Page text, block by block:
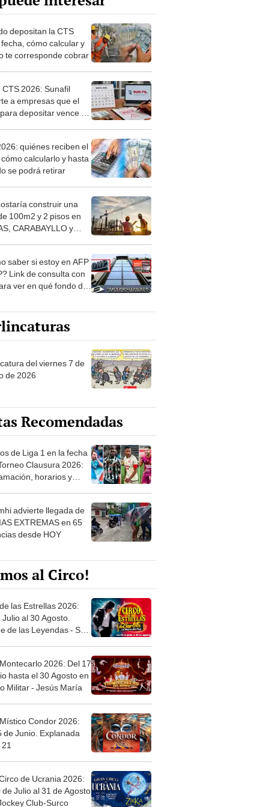
depositan la CTS
cómo calcular y
te corresponde cobrar
CTS 2026: Sunafil
a empresas que el
depositar vence el
quiénes reciben el
calcularlo y hasta
se podrá retirar
construir una
100m2 y 2 pisos en
CARABAYLLO y
saber si estoy en AFP
Link de consulta con
ver en qué fondo de
del viernes 7 de
de 2026
Recomendadas
de Liga 1 en la fecha
Clausura 2026:
horarios y
advierte llegada de
EXTREMAS en 65
desde HOY
al Circo!
las Estrellas 2026:
Julio al 30 Agosto.
de las Leyendas - San
2026: Del 17
hasta el 30 Agosto en
Militar - Jesús María
Condor 2026:
de Junio. Explanada
de Ucrania 2026:
de Julio al 31 de Agosto
Club-Surco